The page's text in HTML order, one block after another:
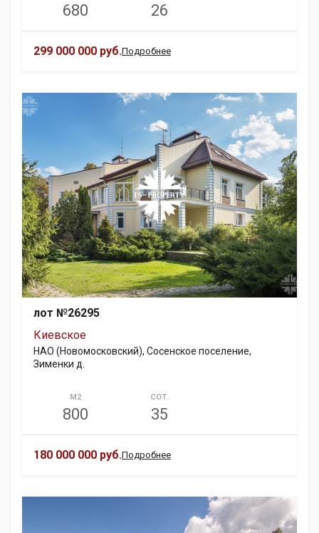
680 26
299 000 000 руб.Подробнее
лот №26295
Киевское
НАО (Новомосковский), Сосенское поселение,
Зименки д.
М2
800
СОТ.
35
180 000 000 руб.Подробнее